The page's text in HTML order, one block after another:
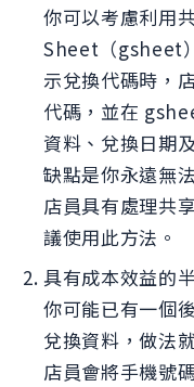
你可以考慮利用
Sheet（gsheet
示兌換代碼時，
代碼，並在
資料、兌換日期
缺點是你永遠無
店員具有處理共
議使用此方法。
具有成本效益的
你可能已有一個
兌換資料，做法
店員會將手機號